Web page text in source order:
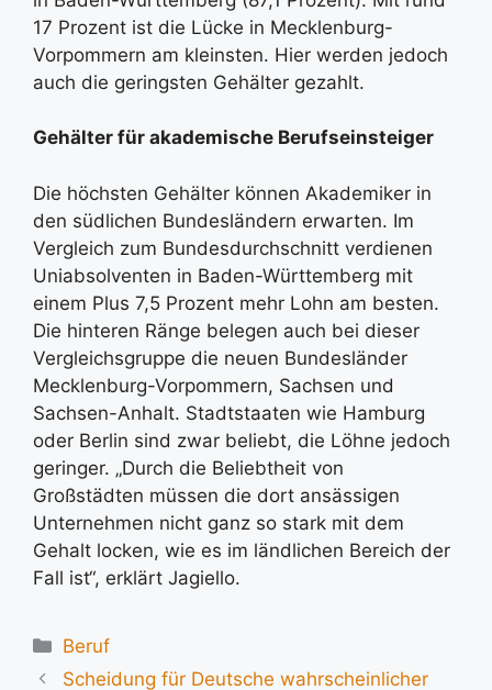
17 Prozent ist die Lücke in Mecklenburg-
Vorpommern am kleinsten. Hier werden jedoch
auch die geringsten Gehälter gezahlt.
Gehälter für akademische Berufseinsteiger
Die höchsten Gehälter können Akademiker in
den südlichen Bundesländern erwarten. Im
Vergleich zum Bundesdurchschnitt verdienen
Uniabsolventen in Baden-Württemberg mit
einem Plus 7,5 Prozent mehr Lohn am besten.
Die hinteren Ränge belegen auch bei dieser
Vergleichsgruppe die neuen Bundesländer
Mecklenburg-Vorpommern, Sachsen und
Sachsen-Anhalt. Stadtstaaten wie Hamburg
oder Berlin sind zwar beliebt, die Löhne jedoch
geringer. „Durch die Beliebtheit von
Großstädten müssen die dort ansässigen
Unternehmen nicht ganz so stark mit dem
Gehalt locken, wie es im ländlichen Bereich der
Fall ist“, erklärt Jagiello.
Kategorien
Beruf
Scheidung für Deutsche wahrscheinlicher